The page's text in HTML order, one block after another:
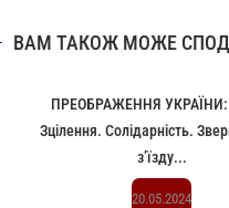
ВАМ ТАКОЖ МОЖЕ
ПРЕОБРАЖЕННЯ УКРАЇНИ:
Зцілення. Солідарність.
з’їзду...
20.05.2024